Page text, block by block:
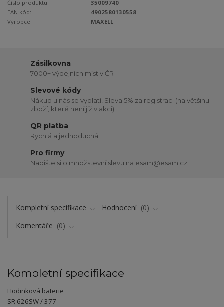
Číslo produktu:
35009740
EAN kód:
4902580130558
Výrobce:
MAXELL
Zásilkovna
7000+ výdejních míst v ČR
Slevové kódy
Nákup u nás se vyplatí! Sleva 5% za registraci (na většinu
zboží, které není již v akci)
QR platba
Rychlá a jednoduchá
Pro firmy
Napište si o množstevní slevu na esam@esam.cz
Kompletní specifikace Hodnocení
0
Komentáře
0
Kompletní specifikace
Hodinková baterie
SR 626SW / 377